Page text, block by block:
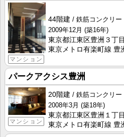
マンション
44階建
鉄筋コンクリー
2009年12月 (築16年)
東京都江東区豊洲３丁目
東京メトロ有楽町線 豊
パークアクシス豊洲
マンション
20階建
鉄筋コンクリー
2008年3月 (築18年)
東京都江東区豊洲１丁目
東京メトロ有楽町線 豊